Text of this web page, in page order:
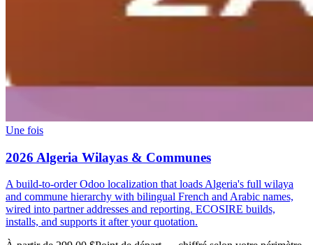
Une fois
2026 Algeria Wilayas & Communes
A build-to-order Odoo localization that loads Algeria's full wilaya
and commune hierarchy with bilingual French and Arabic names,
wired into partner addresses and reporting. ECOSIRE builds,
installs, and supports it after your quotation.